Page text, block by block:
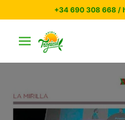
+34 690 308 668 /